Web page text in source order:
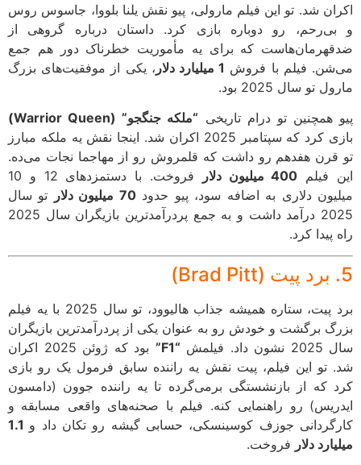
شد. تو این فیلم مارولی، پیو نقش یلنا بلووا، جاسوس روس
رو دوباره بازی کرد. داستان درباره گروهی از
که برای یه مأموریت خطرناک دور هم جمع
فیلم با فروش1 میلیارد دلار
، یکی از موفقیت‌های بزرگ
تو سال 2025 بود.
همچنین تو درام تاریخی“ملکه جنگجو” (Warrior Queen)
بازی کرد که سپتامبر 2025 اکران شد. اینجا نقش یه ملکه مبارز
هفدهم رو داشت که قلمروش رو از مهاجما نجات می‌ده.
فیلم400 میلیون دلار
فروخت. با دستمزدهای 12 و 10
دلاری به اضافه سود، پیو حدود70 میلیون دلار
تو سال
2025 درآمد داشت و به جمع پردرآمدترین بازیگران سال 2025
کرد.
برد پیت، ستاره همیشه جذاب هالیوود، تو سال 2025 با یه فیلم
برگشت و خودش رو به عنوان یکی از پردرآمدترین بازیگران
فیلمش
“F1”
بود که ژوئن 2025 اکران
تو این فیلم، پیت نقش یه راننده سابق فرمول یک رو بازی
که از بازنشستگی برمی‌گرده تا یه راننده جوون (دامسون
رو راهنمایی کنه. فیلم با صحنه‌های واقعی مسابقه و
جوزف کوسینسکی، حسابی گیشه رو تکان داد و1.1
دلارفروخت.